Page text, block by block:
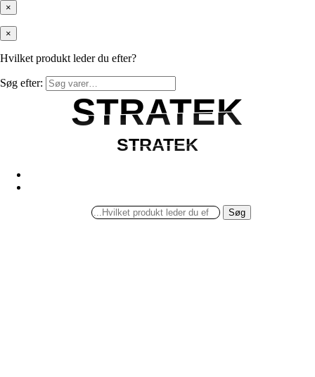
×
×
Hvilket produkt leder du efter?
Søg efter:
STRATEK
STRATEK
STRATEK
STRATEK
Søg